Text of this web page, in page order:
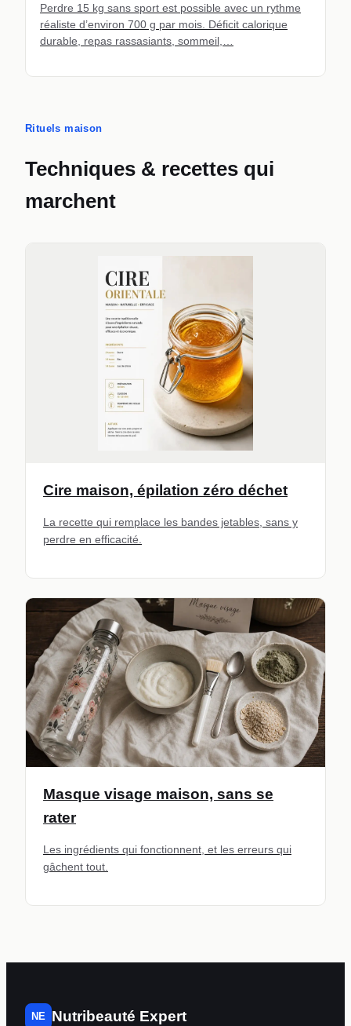
Perdre 15 kg sans sport est possible avec un rythme
réaliste d’environ 700 g par mois. Déficit calorique
durable, repas rassasiants, sommeil,…
Rituels maison
Techniques & recettes qui
marchent
Cire maison, épilation zéro déchet
La recette qui remplace les bandes jetables, sans y
perdre en efficacité.
Masque visage maison, sans se
rater
Les ingrédients qui fonctionnent, et les erreurs qui
gâchent tout.
NE Nutribeauté Expert